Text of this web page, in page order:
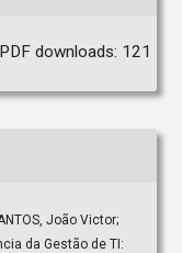
PDF downloads: 121
João Victor;
da Gestão de TI: